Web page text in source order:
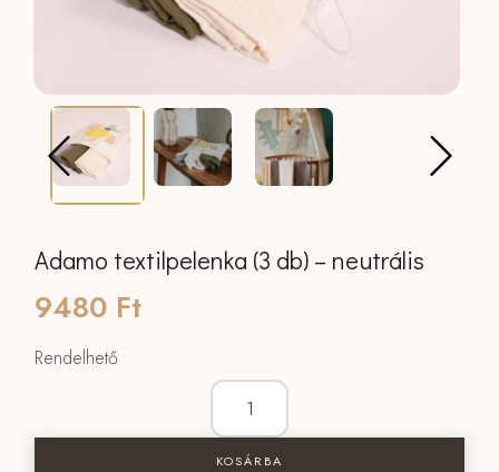
Adamo textilpelenka (3 db) – neutrális
9480 Ft
Rendelhető
Adamo textilpelenka (3 db) - neutrális
KOSÁRBA